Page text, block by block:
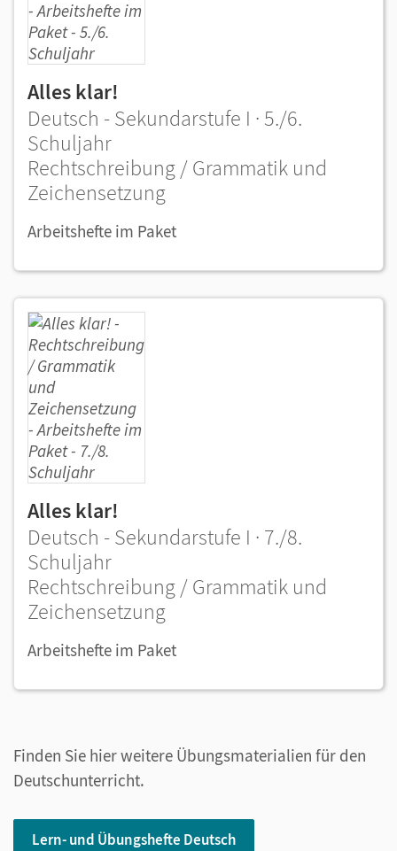
Alles klar!
Deutsch - Sekundarstufe I · 5./6.
Schuljahr
Rechtschreibung / Grammatik und
Zeichensetzung
Arbeitshefte im Paket
Alles klar!
Deutsch - Sekundarstufe I · 7./8.
Schuljahr
Rechtschreibung / Grammatik und
Zeichensetzung
Arbeitshefte im Paket
Finden Sie hier weitere Übungsmaterialien für den
Deutschunterricht.
Lern- und Übungshefte Deutsch